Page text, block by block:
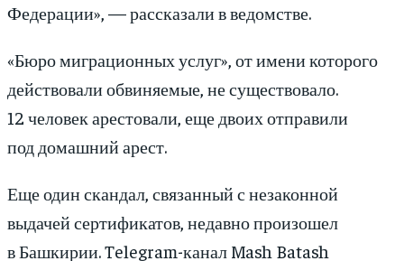
Федерации», — рассказали в ведомстве.
«Бюро миграционных услуг», от имени которого
действовали обвиняемые, не существовало.
12 человек арестовали, еще двоих отправили
под домашний арест.
Еще один скандал, связанный с незаконной
выдачей сертификатов, недавно произошел
в Башкирии. Telegram-канал Mash Batash